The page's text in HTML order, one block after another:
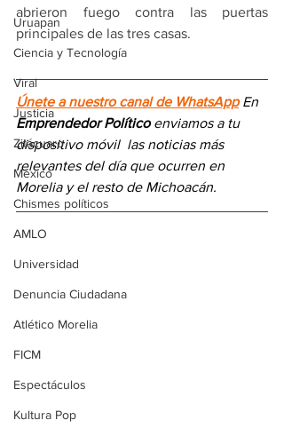
Uruapan
Ciencia y Tecnología
Viral
Justicia
Zitácuaro
México
Chismes políticos
AMLO
Universidad
Denuncia Ciudadana
Atlético Morelia
FICM
Espectáculos
Kultura Pop
abrieron fuego contra las puertas
principales de las tres casas.
Únete a nuestro canal de WhatsApp En
Emprendedor Político enviamos a tu
dispositivo móvil las noticias más
relevantes del día que ocurren en
Morelia y el resto de Michoacán.